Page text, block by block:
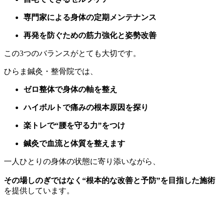
専門家による身体の定期メンテナンス
再発を防ぐための筋力強化と姿勢改善
この3つのバランスがとても大切です。
ひらま鍼灸・整骨院では、
ゼロ整体で身体の軸を整え
ハイボルトで痛みの根本原因を探り
楽トレで“腰を守る力”をつけ
鍼灸で血流と体質を整えます
一人ひとりの身体の状態に寄り添いながら、
その場しのぎではなく“根本的な改善と予防”を目指した施術
を提供しています。